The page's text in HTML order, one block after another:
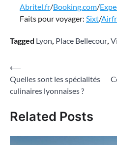
Abritel.fr/Booking.com/
Faits pour voyager: Sixt/
Tagged Lyon Place Bellecour
Navigation
de
⟵
Quelles sont les spécialités
culinaires lyonnaises ?
Related Posts